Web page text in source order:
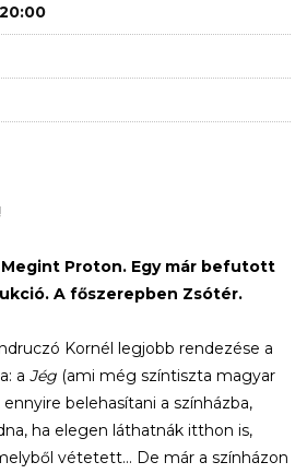
Proton. Egy már befutott
A főszerepben Zsótér.
Kornél legjobb rendezése a
a Jég (ami még színtiszta magyar
belehasítani a színházba,
ha elegen láthatnák itthon is,
vétetett… De már a színházon